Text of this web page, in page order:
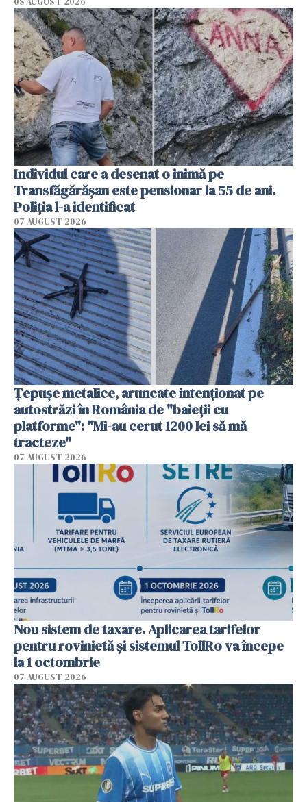
Individul care a desenat o inimă pe
Transfăgărășan este pensionar la 55 de ani.
Poliția l-a identificat
07 AUGUST 2026
Țepușe metalice, aruncate intenționat pe
autostrăzi în România de "baieții cu
platforme": "Mi-au cerut 1200 lei să mă
tracteze"
07 AUGUST 2026
Nou sistem de taxare. Aplicarea tarifelor
pentru rovinietă şi sistemul TollRo va începe
la 1 octombrie
07 AUGUST 2026